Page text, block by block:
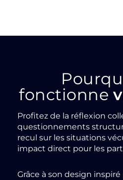
fonctionne
Profitez de la réflexion
questionnements
recul sur les situations
impact direct pour les
Grâce à son design